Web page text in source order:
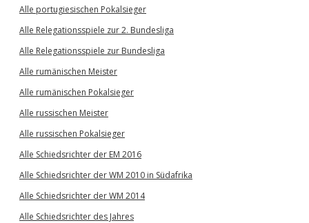
Alle portugiesischen Pokalsieger
Alle Relegationsspiele zur 2. Bundesliga
Alle Relegationsspiele zur Bundesliga
Alle rumänischen Meister
Alle rumänischen Pokalsieger
Alle russischen Meister
Alle russischen Pokalsieger
Alle Schiedsrichter der EM 2016
Alle Schiedsrichter der WM 2010 in Südafrika
Alle Schiedsrichter der WM 2014
Alle Schiedsrichter des Jahres